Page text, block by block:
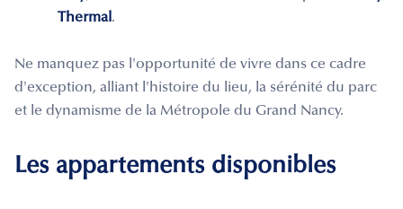
Thermal.
Ne manquez pas l'opportunité de vivre dans ce cadre
d'exception, alliant l'histoire du lieu, la sérénité du parc
et le dynamisme de la Métropole du Grand Nancy.
Les appartements disponibles